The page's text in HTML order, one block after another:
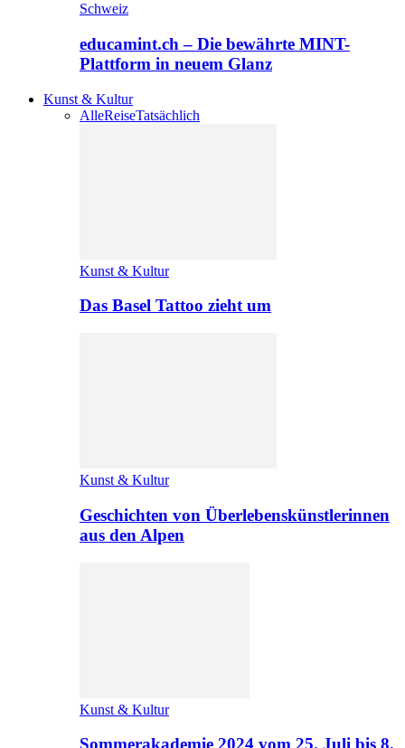
Schweiz
educamint.ch – Die bewährte MINT-
Plattform in neuem Glanz
Kunst & Kultur
AlleReiseTatsächlich
Kunst & Kultur
Das Basel Tattoo zieht um
Kunst & Kultur
Geschichten von Überlebenskünstlerinnen
aus den Alpen
Kunst & Kultur